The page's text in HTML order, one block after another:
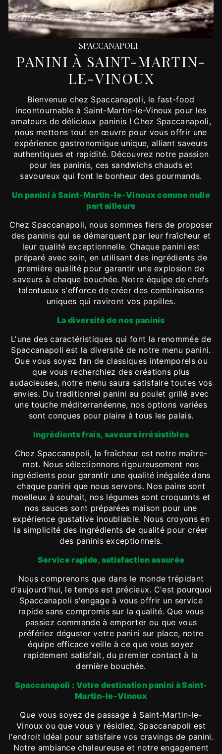
SPACCANAPOLI
PANINI À SAINT-MARTIN-
LE-VINOUX
Bienvenue chez Spaccanapoli, le fast-food
incontournable à Saint-Martin-le-Vinoux pour les
amateurs de délicieux paninis ! Chez Spaccanapoli,
nous mettons tout en œuvre pour vous offrir une
expérience gastronomique unique, alliant saveurs
authentiques et rapidité. Découvrez notre passion
pour les paninis, ces sandwichs chauds et
savoureux qui font le bonheur des gourmands.
Un panini à Saint-Martin-le-Vinoux comme nulle
part ailleurs
Chez Spaccanapoli, nous sommes fiers de proposer
des paninis qui se démarquent par leur fraîcheur et
leur qualité exceptionnelle. Chaque panini est
préparé avec soin, en utilisant des ingrédients de
première qualité pour garantir une explosion de
saveurs à chaque bouchée. Notre équipe de chefs
talentueux s'efforce de créer des combinaisons
uniques qui raviront vos papilles.
La diversité de nos paninis
L'une des caractéristiques qui font la renommée de
Spaccanapoli est la diversité de notre menu panini.
Que vous soyez fan de classiques intemporels ou
que vous recherchiez des créations plus
audacieuses, notre menu saura satisfaire toutes vos
envies. Du traditionnel panini au poulet grillé avec
une touche méditerranéenne, nos options variées
sont conçues pour plaire à tous les palais.
Ingrédients frais, saveurs irrésistibles
Chez Spaccanapoli, la fraîcheur est notre maître-
mot. Nous sélectionnons rigoureusement nos
ingrédients pour garantir une qualité inégalée dans
chaque panini que nous servons. Nos pains sont
moelleux à souhait, nos légumes sont croquants et
nos sauces sont préparées maison pour une
expérience gustative inoubliable. Nous croyons en
la simplicité des ingrédients de qualité pour créer
des paninis exceptionnels.
Service rapide, satisfaction assurée
Nous comprenons que dans le monde trépidant
d'aujourd'hui, le temps est précieux. C'est pourquoi
Spaccanapoli s'engage à vous offrir un service
rapide sans compromis sur la qualité. Que vous
passiez commande à emporter ou que vous
préfériez déguster votre panini sur place, notre
équipe efficace veille à ce que vous soyez
rapidement satisfait, du premier contact à la
dernière bouchée.
Spaccanapoli : Votre destination panini à Saint-
Martin-le-Vinoux
Que vous soyez de passage à Saint-Martin-le-
Vinoux ou que vous y résidiez, Spaccanapoli est
l'endroit idéal pour satisfaire vos cravings de panini.
Notre ambiance chaleureuse et notre engagement